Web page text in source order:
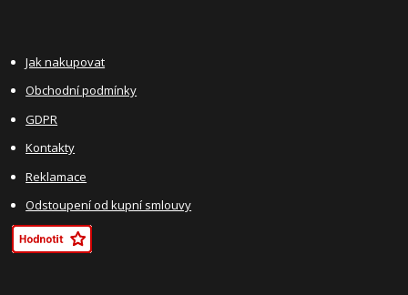
Jak nakupovat
Obchodní podmínky
GDPR
Kontakty
Reklamace
Odstoupení od kupní smlouvy